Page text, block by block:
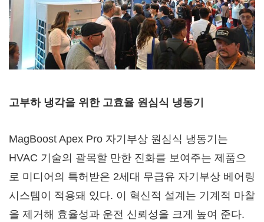
고부하 냉각을 위한 고효율 원심식 냉동기
MagBoost Apex Pro 자기부상 원심식 냉동기는
HVAC 기술의 괄목할 만한 진화를 보여주는 제품으
로 미디어의 특허받은 2세대 무급유 자기부상 베어링
시스템이 적용돼 있다. 이 혁신적 설계는 기계적 마찰
을 제거해 효율성과 운전 신뢰성을 크게 높여 준다.